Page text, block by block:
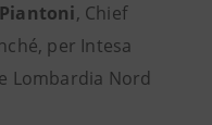
, Chief
per Intesa
Lombardia Nord